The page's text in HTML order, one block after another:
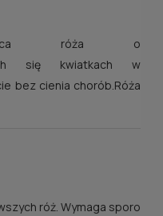
róża o
się kwiatkach w
bez cienia chorób.Róża
róż. Wymaga sporo